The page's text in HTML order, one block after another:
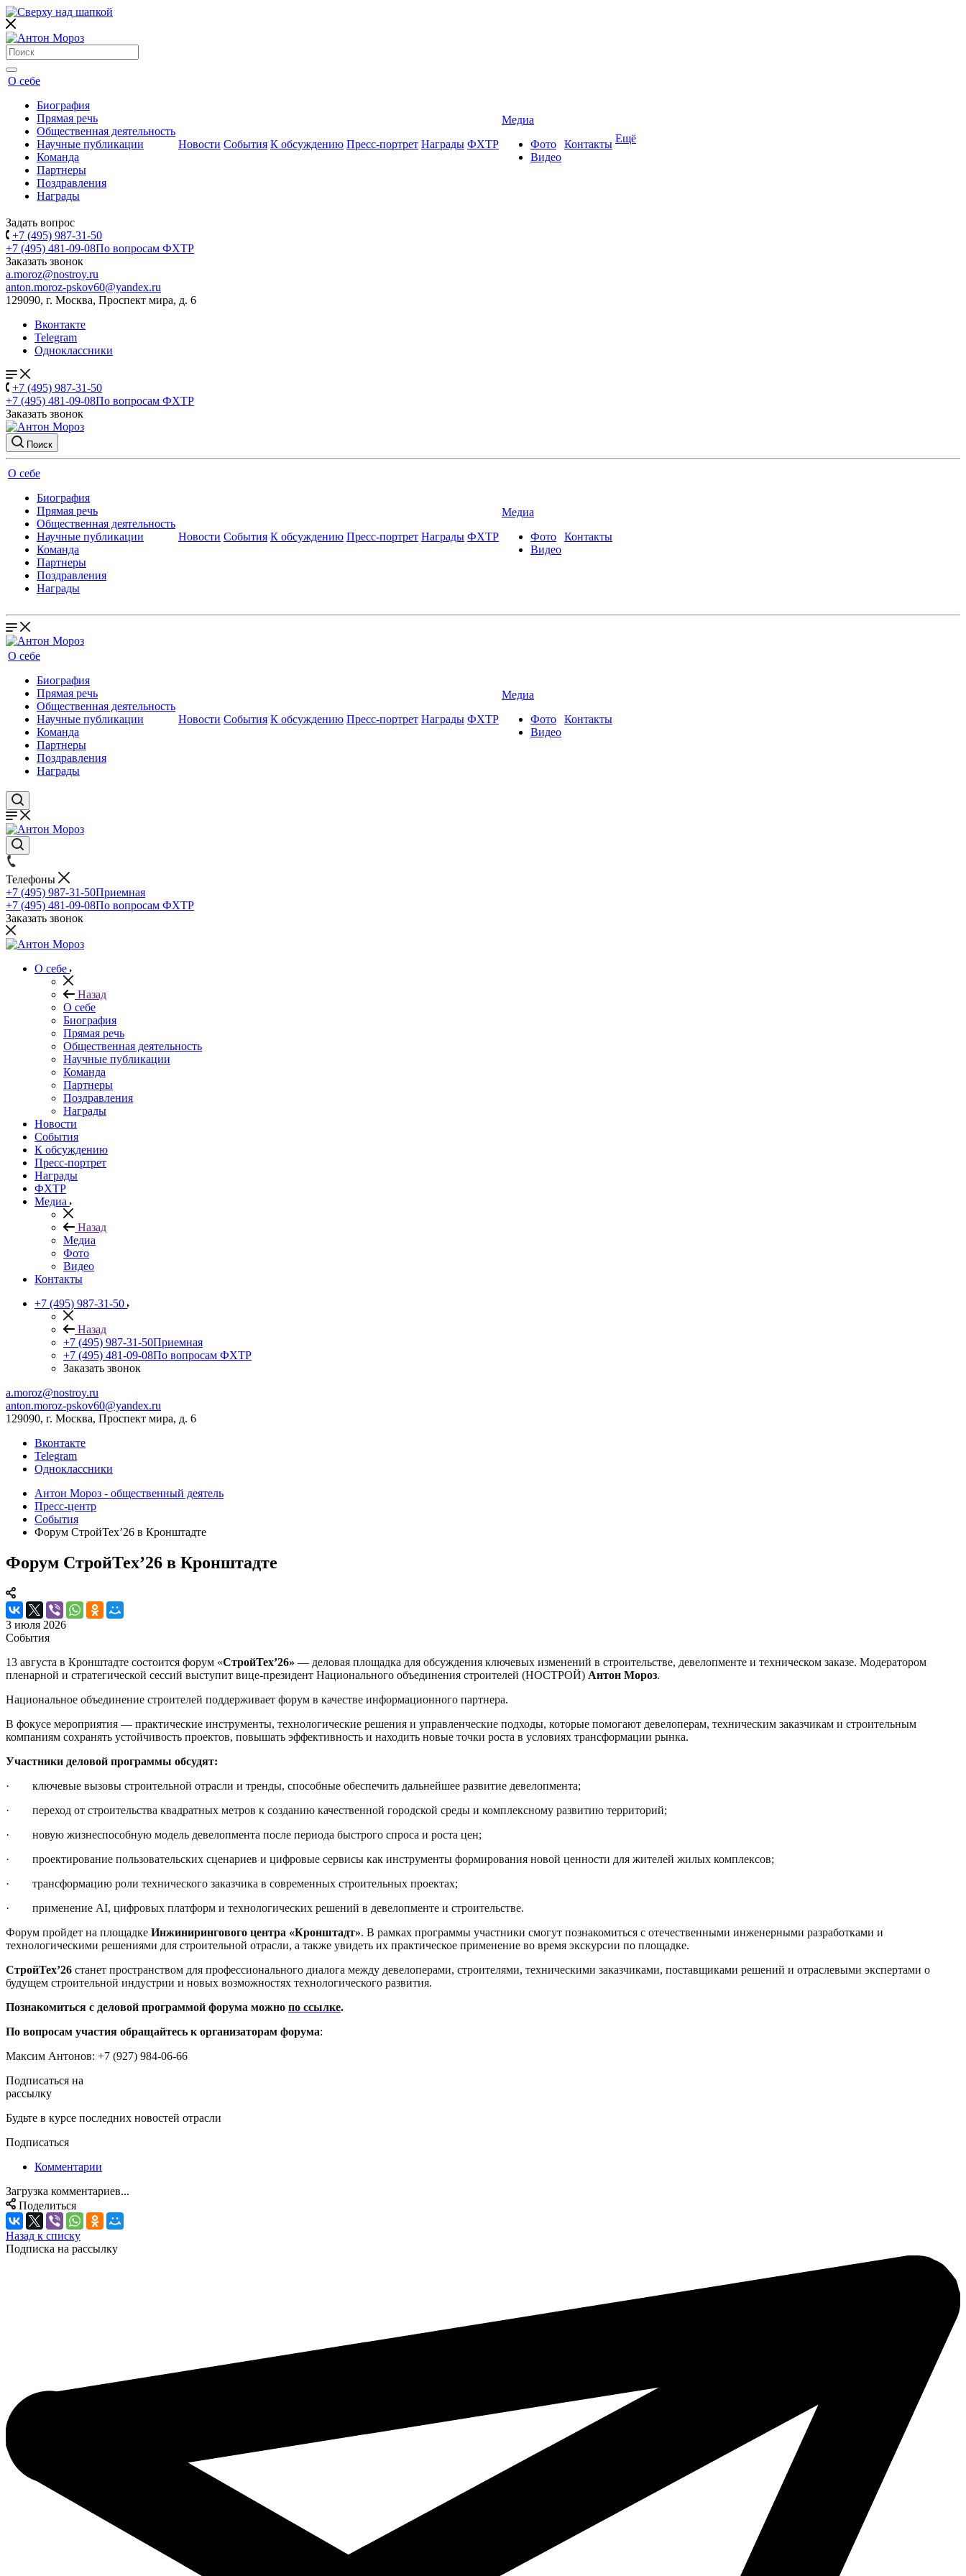
О себе
Биография
Прямая речь
Общественная деятельность
Научные публикации
Команда
Партнеры
Поздравления
Награды
Новости События К обсуждению Пресс-портрет Награды ФХТР
Медиа
Фото
Видео
Контакты Ещё
Задать вопрос
+7 (495) 987-31-50
+7 (495) 481-09-08По вопросам ФХТР
Заказать звонок
a.moroz@nostroy.ru
anton.moroz-pskov60@yandex.ru
129090, г. Москва, Проспект мира, д. 6
Вконтакте
Telegram
Одноклассники
+7 (495) 987-31-50
+7 (495) 481-09-08По вопросам ФХТР
Заказать звонок
Поиск
О себе
Биография
Прямая речь
Общественная деятельность
Научные публикации
Команда
Партнеры
Поздравления
Награды
Новости События К обсуждению Пресс-портрет Награды ФХТР
Медиа
Фото
Видео
Контакты
О себе
Биография
Прямая речь
Общественная деятельность
Научные публикации
Команда
Партнеры
Поздравления
Награды
Новости События К обсуждению Пресс-портрет Награды ФХТР
Медиа
Фото
Видео
Контакты
Телефоны
+7 (495) 987-31-50Приемная
+7 (495) 481-09-08По вопросам ФХТР
Заказать звонок
О себе
Назад
О себе
Биография
Прямая речь
Общественная деятельность
Научные публикации
Команда
Партнеры
Поздравления
Награды
Новости
События
К обсуждению
Пресс-портрет
Награды
ФХТР
Медиа
Назад
Медиа
Фото
Видео
Контакты
+7 (495) 987-31-50
Назад
+7 (495) 987-31-50Приемная
+7 (495) 481-09-08По вопросам ФХТР
Заказать звонок
a.moroz@nostroy.ru
anton.moroz-pskov60@yandex.ru
129090, г. Москва, Проспект мира, д. 6
Вконтакте
Telegram
Одноклассники
Антон Мороз - общественный деятель
Пресс-центр
События
Форум СтройТех’26 в Кронштадте
Форум СтройТех’26 в Кронштадте
3 июля 2026
События
13 августа в Кронштадте состоится форум «СтройТех’26» — деловая площадка для обсуждения ключевых изменений в строительстве, девелопменте и техническом заказе. Модератором
пленарной и стратегической сессий выступит вице-президент Национального объединения строителей (НОСТРОЙ) Антон Мороз.
Национальное объединение строителей поддерживает форум в качестве информационного партнера.
В фокусе мероприятия — практические инструменты, технологические решения и управленческие подходы, которые помогают девелоперам, техническим заказчикам и строительным
компаниям сохранять устойчивость проектов, повышать эффективность и находить новые точки роста в условиях трансформации рынка.
Участники деловой программы обсудят:
· ключевые вызовы строительной отрасли и тренды, способные обеспечить дальнейшее развитие девелопмента;
· переход от строительства квадратных метров к созданию качественной городской среды и комплексному развитию территорий;
· новую жизнеспособную модель девелопмента после периода быстрого спроса и роста цен;
· проектирование пользовательских сценариев и цифровые сервисы как инструменты формирования новой ценности для жителей жилых комплексов;
· трансформацию роли технического заказчика в современных строительных проектах;
· применение AI, цифровых платформ и технологических решений в девелопменте и строительстве.
Форум пройдет на площадке Инжинирингового центра «Кронштадт». В рамках программы участники смогут познакомиться с отечественными инженерными разработками и
технологическими решениями для строительной отрасли, а также увидеть их практическое применение во время экскурсии по площадке.
СтройТех’26 станет пространством для профессионального диалога между девелоперами, строителями, техническими заказчиками, поставщиками решений и отраслевыми экспертами о
будущем строительной индустрии и новых возможностях технологического развития.
Познакомиться с деловой программой форума можно по ссылке.
По вопросам участия обращайтесь к организаторам форума:
Максим Антонов: +7 (927) 984-06-66
Подписаться на
рассылку
Будьте в курсе последних новостей отрасли
Подписаться
Комментарии
Загрузка комментариев...
Поделиться
Назад к списку
Подписка на рассылку